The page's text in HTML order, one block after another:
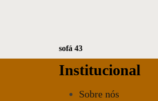
sofá 43
Institucional
Sobre nós